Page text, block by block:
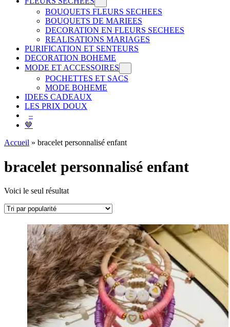
BOUQUETS FLEURS SECHEES
BOUQUETS DE MARIEES
DECORATION EN FLEURS SECHEES
REALISATIONS MARIAGES
PURIFICATION ET SENTEURS
DECORATION BOHEME
MODE ET ACCESSOIRES
POCHETTES ET SACS
MODE BOHEME
IDEES CADEAUX
LES PRIX DOUX
–
🤎
Accueil » bracelet personnalisé enfant
bracelet personnalisé enfant
Voici le seul résultat